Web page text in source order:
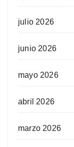
julio 2026
junio 2026
mayo 2026
abril 2026
marzo 2026